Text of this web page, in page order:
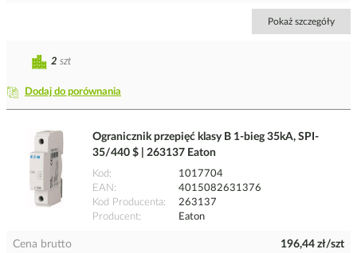
Pokaż szczegóły
Dodaj do porównania
2 szt
Ogranicznik przepięć klasy B 1-bieg 35kA, SPI-
35/440 $ | 263137 Eaton
Kod
1017704
EAN
4015082631376
Kod Producenta
263137
Producent
Eaton
Cena brutto 196,44 zł/szt